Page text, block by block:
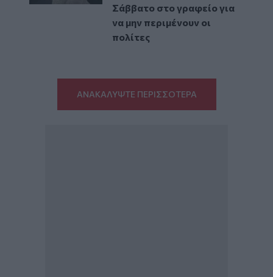
Σάββατο στο γραφείο για
να μην περιμένουν οι
πολίτες
ΑΝΑΚΑΛΥΨΤΕ ΠΕΡΙΣΣΟΤΕΡΑ